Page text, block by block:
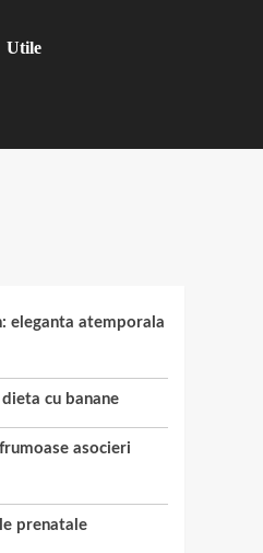
Utile
eleganta atemporala
cu banane
asocieri
prenatale